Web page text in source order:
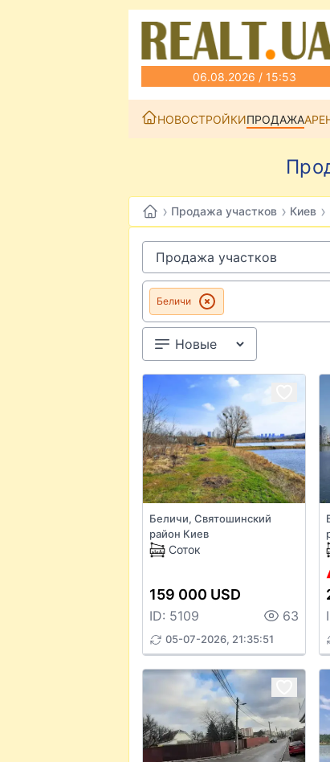
06.08.2026 / 15:53
НОВОСТРОЙКИПРОДАЖА
› Продажа участков › Киев ›
Беличи
Беличи, Святошинский
район Киев
Соток
159 000 USD
ID: 5109 63
05-07-2026, 21:35:51